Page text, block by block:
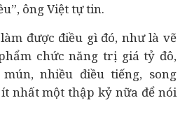
ông Việt tự tin.
được điều gì đó, như là vẽ
chức năng trị giá tỷ đô,
nhiều điều tiếng, song
nhất một thập kỷ nữa để nói